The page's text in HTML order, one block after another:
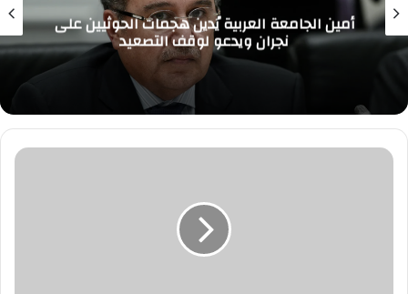
أمين الجامعة العربية يُدين هجمات الحوثيين على
نجران ويدعو لوقف التصعيد
أمانة